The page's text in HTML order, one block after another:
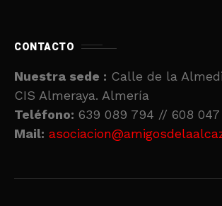
CONTACTO
Nuestra sede : Calle de la
CIS Almeraya. Almería
Teléfono: 639 089 794 // 608 047
Mail: